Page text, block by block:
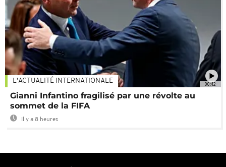
00:42
L'ACTUALITÉ INTERNATIONALE
Gianni Infantino fragilisé par une révolte au
sommet de la FIFA
Il y a 8 heures